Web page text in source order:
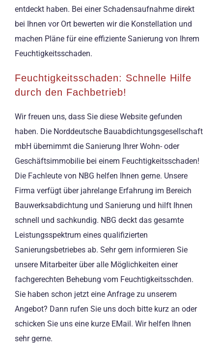
entdeckt haben. Bei einer Schadensaufnahme direkt
bei Ihnen vor Ort bewerten wir die Konstellation und
machen Pläne für eine effiziente Sanierung von Ihrem
Feuchtigkeitsschaden.
Feuchtigkeitsschaden: Schnelle Hilfe
durch den Fachbetrieb!
Wir freuen uns, dass Sie diese Website gefunden
haben. Die Norddeutsche Bauabdichtungsgesellschaft
mbH übernimmt die Sanierung Ihrer Wohn- oder
Geschäftsimmobilie bei einem Feuchtigkeitsschaden!
Die Fachleute von NBG helfen Ihnen gerne. Unsere
Firma verfügt über jahrelange Erfahrung im Bereich
Bauwerksabdichtung und Sanierung und hilft Ihnen
schnell und sachkundig. NBG deckt das gesamte
Leistungsspektrum eines qualifizierten
Sanierungsbetriebes ab. Sehr gern informieren Sie
unsere Mitarbeiter über alle Möglichkeiten einer
fachgerechten Behebung vom Feuchtigkeitsschden.
Sie haben schon jetzt eine Anfrage zu unserem
Angebot? Dann rufen Sie uns doch bitte kurz an oder
schicken Sie uns eine kurze EMail. Wir helfen Ihnen
sehr gerne.